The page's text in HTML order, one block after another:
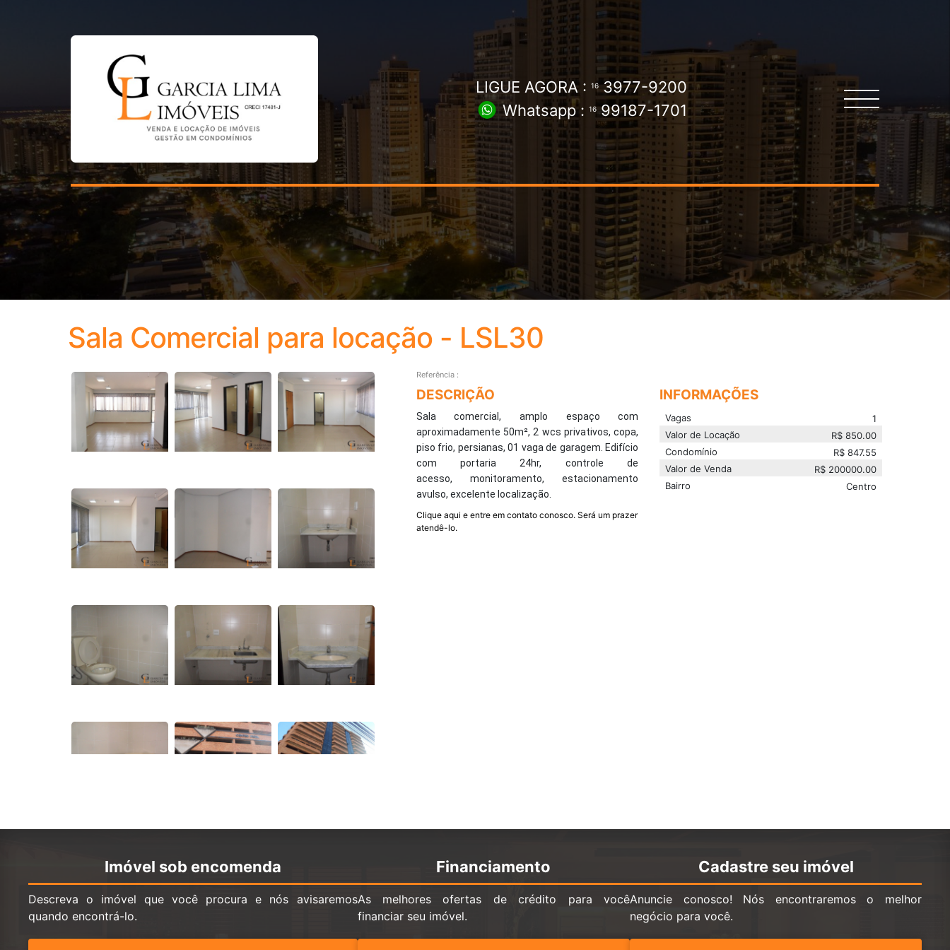
LIGUE AGORA : 163977-9200
Whatsapp : 1699187-1701
Sala Comercial para locação - LSL30
Referência :
DESCRIÇÃO
Sala comercial, amplo espaço com
aproximadamente 50m², 2 wcs privativos, copa,
piso frio, persianas, 01 vaga de garagem.Edifício
com portaria 24hr, controle de
acesso, monitoramento, estacionamento
avulso, excelente localização.
Clique aqui e entre em contato conosco. Será um prazer
atendê-lo.
INFORMAÇÕES
Vagas
1
Valor de Locação
R$ 850.00
Condomínio
R$ 847.55
Valor de Venda
R$ 200000.00
Bairro
Centro
Imóvel sob encomenda
Descreva o imóvel que você procura e nós avisaremos
quando encontrá-lo.
Financiamento
As melhores ofertas de crédito para você
financiar seu imóvel.
Cadastre seu imóvel
Anuncie conosco! Nós encontraremos o melhor
negócio para você.